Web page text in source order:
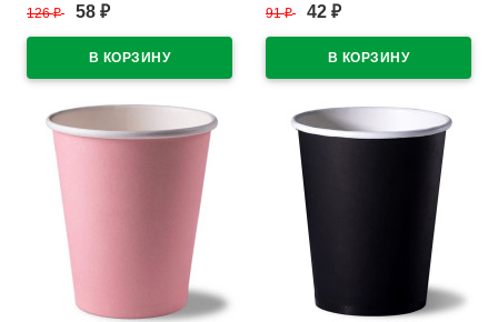
126₽ 58 ₽
В наличии
91₽ 42 ₽